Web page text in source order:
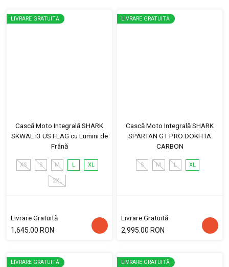
LIVRARE GRATUITĂ
Cască Moto Integrală SHARK
SKWAL i3 US FLAG cu Lumini de
Frână
XS S M L XL
2XL
Livrare Gratuită
1,645.00 RON
LIVRARE GRATUITĂ
Cască Moto Integrală SHARK
SPARTAN GT PRO DOKHTA
CARBON
S M L XL
Livrare Gratuită
2,995.00 RON
LIVRARE GRATUITĂ LIVRARE GRATUITĂ